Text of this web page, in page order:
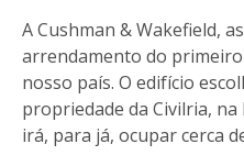
A Cushman & Wakefield,
arrendamento do
nosso país. O edifício
propriedade da Civilria,
irá, para já, ocupar cerca